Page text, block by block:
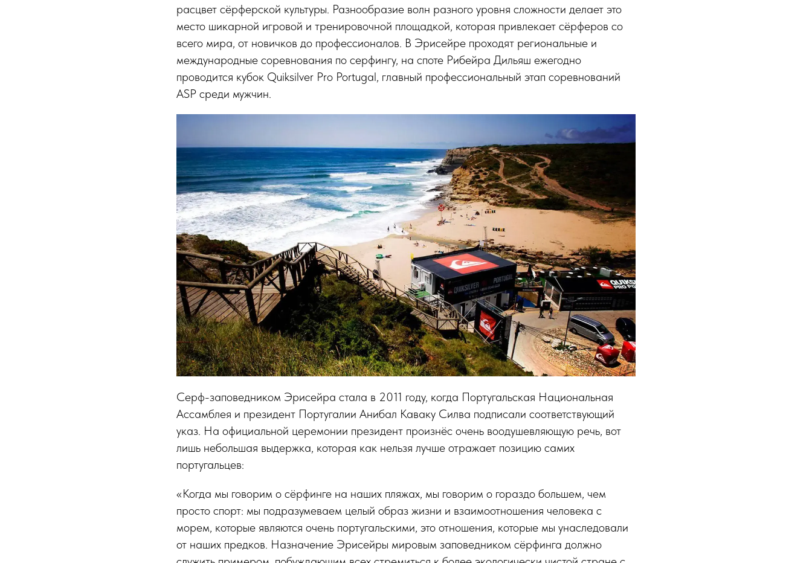
расцвет сёрферской культуры. Разнообразие волн разного уровня сложности делает это
место шикарной игровой и тренировочной площадкой, которая привлекает сёрферов со
всего мира, от новичков до профессионалов. В Эрисейре проходят региональные и
международные соревнования по серфингу, на споте Рибейра Дильяш ежегодно
проводится кубок Quiksilver Pro Portugal, главный профессиональный этап соревнований
ASP среди мужчин.
Серф-заповедником Эрисейра стала в 2011 году, когда Португальская Национальная
Ассамблея и президент Португалии Анибал Каваку Силва подписали соответствующий
указ. На официальной церемонии президент произнёс очень воодушевляющую речь, вот
лишь небольшая выдержка, которая как нельзя лучше отражает позицию самих
португальцев:
«Когда мы говорим о сёрфинге на наших пляжах, мы говорим о гораздо большем, чем
просто спорт: мы подразумеваем целый образ жизни и взаимоотношения человека с
морем, которые являются очень португальскими, это отношения, которые мы унаследовали
от наших предков. Назначение Эрисейры мировым заповедником сёрфинга должно